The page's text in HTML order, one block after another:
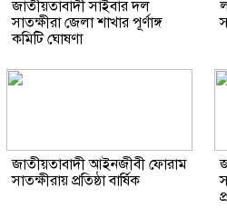
জাতীয়তাবাদী সাইবার দল
সাতক্ষীরা জেলা শাখার পূর্ণাঙ্গ
কমিটি ঘোষণা
জাতীয়তাবাদী আইনজীবী ফোরাম
সাতক্ষীরায় প্রতিষ্ঠা বার্ষিক